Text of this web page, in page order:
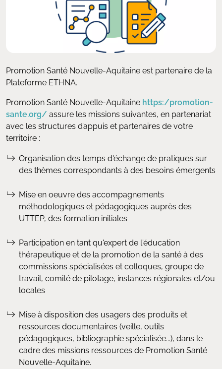
Promotion Santé Nouvelle-Aquitaine est partenaire de la
Plateforme ETHNA.
Promotion Santé Nouvelle-Aquitaine https:/promotion-
sante.org/ assure les missions suivantes, en partenariat
avec les structures d’appuis et partenaires de votre
territoire :
Organisation des temps d'échange de pratiques sur
des thèmes correspondants à des besoins émergents
Mise en oeuvre des accompagnements
méthodologiques et pédagogiques auprès des
UTTEP, des formation initiales
Participation en tant qu'expert de l'éducation
thérapeutique et de la promotion de la santé à des
commissions spécialisées et colloques, groupe de
travail, comité de pilotage, instances régionales et/ou
locales
Mise à disposition des usagers des produits et
ressources documentaires (veille, outils
pédagogiques, bibliographie spécialisée...), dans le
cadre des missions ressources de Promotion Santé
Nouvelle-Aquitaine.